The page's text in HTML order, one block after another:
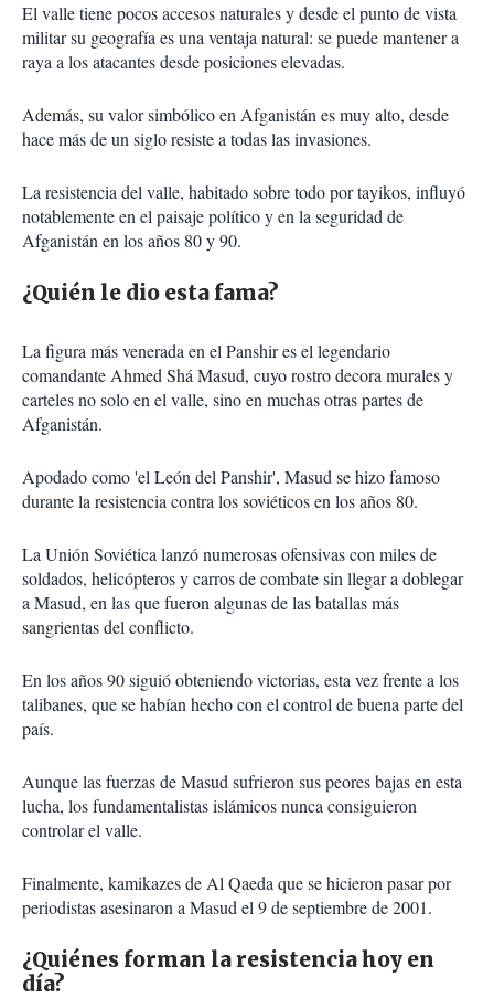
El valle tiene pocos accesos naturales y desde el punto de vista
militar su geografía es una ventaja natural: se puede mantener a
raya a los atacantes desde posiciones elevadas.
Además, su valor simbólico en Afganistán es muy alto, desde
hace más de un siglo resiste a todas las invasiones.
La resistencia del valle, habitado sobre todo por tayikos, influyó
notablemente en el paisaje político y en la seguridad de
Afganistán en los años 80 y 90.
¿Quién le dio esta fama?
La figura más venerada en el Panshir es el legendario
comandante Ahmed Shá Masud, cuyo rostro decora murales y
carteles no solo en el valle, sino en muchas otras partes de
Afganistán.
Apodado como 'el León del Panshir', Masud se hizo famoso
durante la resistencia contra los soviéticos en los años 80.
La Unión Soviética lanzó numerosas ofensivas con miles de
soldados, helicópteros y carros de combate sin llegar a doblegar
a Masud, en las que fueron algunas de las batallas más
sangrientas del conflicto.
En los años 90 siguió obteniendo victorias, esta vez frente a los
talibanes, que se habían hecho con el control de buena parte del
país.
Aunque las fuerzas de Masud sufrieron sus peores bajas en esta
lucha, los fundamentalistas islámicos nunca consiguieron
controlar el valle.
Finalmente, kamikazes de Al Qaeda que se hicieron pasar por
periodistas asesinaron a Masud el 9 de septiembre de 2001.
¿Quiénes forman la resistencia hoy en
día?